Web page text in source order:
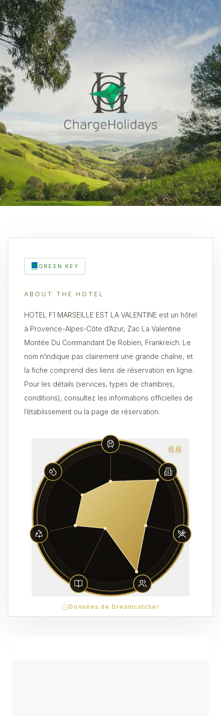
GREEN KEY
ABOUT THE HOTEL
HOTEL F1 MARSEILLE EST LA VALENTINE est un hôtel
à Provence-Alpes-Côte d’Azur, Zac La Valentine
Montée Du Commandant De Robien, Frankreich. Le
nom n’indique pas clairement une grande chaîne, et
la fiche comprend des liens de réservation en ligne.
Pour les détails (services, types de chambres,
conditions), consultez les informations officielles de
l’établissement ou la page de réservation.
6.6
Données de Dreamcatcher